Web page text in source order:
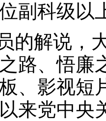
副科级以
的解说，
路、悟廉
、影视短
来党中央